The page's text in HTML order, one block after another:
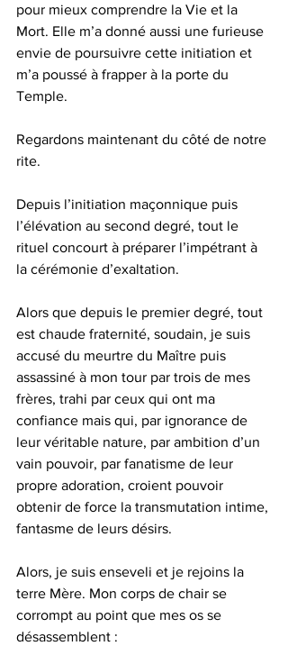
pour mieux comprendre la Vie et la
Mort. Elle m’a donné aussi une furieuse
envie de poursuivre cette initiation et
m’a poussé à frapper à la porte du
Temple.
Regardons maintenant du côté de notre
rite.
Depuis l’initiation maçonnique puis
l’élévation au second degré, tout le
rituel concourt à préparer l’impétrant à
la cérémonie d’exaltation.
Alors que depuis le premier degré, tout
est chaude fraternité, soudain, je suis
accusé du meurtre du Maître puis
assassiné à mon tour par trois de mes
frères, trahi par ceux qui ont ma
confiance mais qui, par ignorance de
leur véritable nature, par ambition d’un
vain pouvoir, par fanatisme de leur
propre adoration, croient pouvoir
obtenir de force la transmutation intime,
fantasme de leurs désirs.
Alors, je suis enseveli et je rejoins la
terre Mère. Mon corps de chair se
corrompt au point que mes os se
désassemblent :